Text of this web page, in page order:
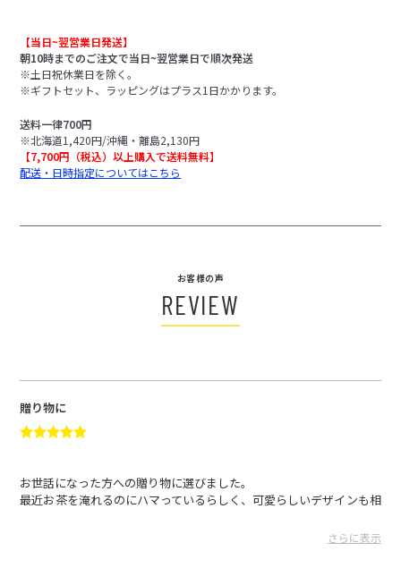
【当日~翌営業日発送】
朝10時までのご注文で当日~翌営業日で順次発送
※土日祝休業日を除く。
※ギフトセット、ラッピングはプラス1日かかります。
送料一律700円
※北海道1,420円/沖縄・離島2,130円
【7,700円（税込）以上購入で送料無料】
配送・日時指定についてはこちら
お客様の声
REVIEW
贈り物に
お世話になった方への贈り物に選びました。
最近お茶を淹れるのにハマっているらしく、可愛らしいデザインも相
さらに表示